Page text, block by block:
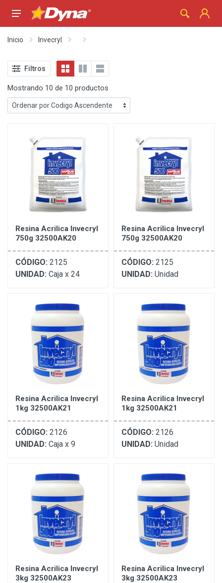
Inicio Invecryl
Filtros
Mostrando 10 de 10 productos
Resina Acrilica Invecryl
750g 32500AK20
CÓDIGO: 2125
UNIDAD: Caja x 24
Resina Acrilica Invecryl
750g 32500AK20
CÓDIGO: 2125
UNIDAD: Unidad
Resina Acrilica Invecryl
1kg 32500AK21
CÓDIGO: 2126
UNIDAD: Caja x 9
Resina Acrilica Invecryl
1kg 32500AK21
CÓDIGO: 2126
UNIDAD: Unidad
Resina Acrilica Invecryl
3kg 32500AK23
Resina Acrilica Invecryl
3kg 32500AK23